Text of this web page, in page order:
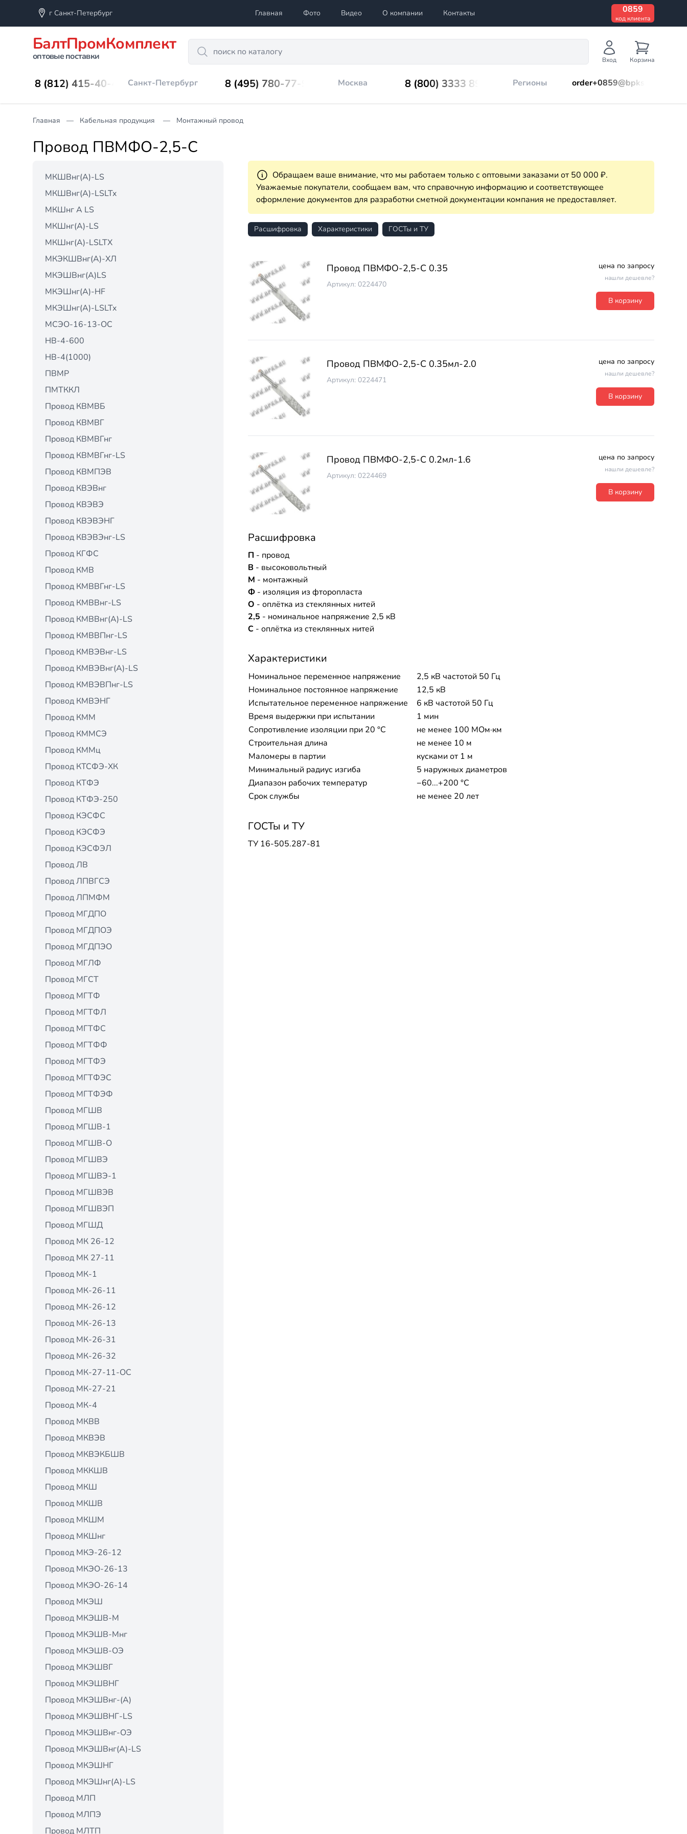
г Санкт-Петербург Главная Фото Видео О компании Контакты 0859
код клиента
БалтПромКомплект
оптовые поставки
Search
Вход Корзина
8 (812) 415-40-45 Санкт-Петербург 8 (495) 780-77-98 Москва 8 (800) 3333 899 Регионы order+0859@bpks.ru
Главная Кабельная продукция Монтажный провод
Провод ПВМФО-2,5-С
МКШВнг(А)-LS
МКШВнг(А)-LSLTx
МКШнг А LS
МКШнг(А)-LS
МКШнг(А)-LSLTX
МКЭКШВнг(А)-ХЛ
МКЭШВнг(А)LS
МКЭШнг(А)-HF
МКЭШнг(А)-LSLTx
МСЭО-16-13-ОС
НВ-4-600
НВ-4(1000)
ПВМР
ПМТККЛ
Провод КВМВБ
Провод КВМВГ
Провод КВМВГнг
Провод КВМВГнг-LS
Провод КВМПЭВ
Провод КВЭВнг
Провод КВЭВЭ
Провод КВЭВЭНГ
Провод КВЭВЭнг-LS
Провод КГФС
Провод КМВ
Провод КМВВГнг-LS
Провод КМВВнг-LS
Провод КМВВнг(А)-LS
Провод КМВВПнг-LS
Провод КМВЭВнг-LS
Провод КМВЭВнг(А)-LS
Провод КМВЭВПнг-LS
Провод КМВЭНГ
Провод КММ
Провод КММСЭ
Провод КММц
Провод КТСФЭ-ХК
Провод КТФЭ
Провод КТФЭ-250
Провод КЭСФС
Провод КЭСФЭ
Провод КЭСФЭЛ
Провод ЛВ
Провод ЛПВГСЭ
Провод ЛПМФМ
Провод МГДПО
Провод МГДПОЭ
Провод МГДПЭО
Провод МГЛФ
Провод МГСТ
Провод МГТФ
Провод МГТФЛ
Провод МГТФС
Провод МГТФФ
Провод МГТФЭ
Провод МГТФЭС
Провод МГТФЭФ
Провод МГШВ
Провод МГШВ-1
Провод МГШВ-О
Провод МГШВЭ
Провод МГШВЭ-1
Провод МГШВЭВ
Провод МГШВЭП
Провод МГШД
Провод МК 26-12
Провод МК 27-11
Провод МК-1
Провод МК-26-11
Провод МК-26-12
Провод МК-26-13
Провод МК-26-31
Провод МК-26-32
Провод МК-27-11-ОС
Провод МК-27-21
Провод МК-4
Провод МКВВ
Провод МКВЭВ
Провод МКВЭКБШВ
Провод МККШВ
Провод МКШ
Провод МКШВ
Провод МКШМ
Провод МКШнг
Провод МКЭ-26-12
Провод МКЭО-26-13
Провод МКЭО-26-14
Провод МКЭШ
Провод МКЭШВ-М
Провод МКЭШВ-Мнг
Провод МКЭШВ-ОЭ
Провод МКЭШВГ
Провод МКЭШВНГ
Провод МКЭШВнг-(А)
Провод МКЭШВНГ-LS
Провод МКЭШВнг-ОЭ
Провод МКЭШВнг(А)-LS
Провод МКЭШНГ
Провод МКЭШнг(А)-LS
Провод МЛП
Провод МЛПЭ
Провод МЛТП
Обращаем ваше внимание, что мы работаем только с оптовыми заказами от 50 000 ₽.
Уважаемые покупатели, сообщаем вам, что справочную информацию и соответствующее
оформление документов для разработки сметной документации компания не предоставляет.
Расшифровка Характеристики ГОСТы и ТУ
Провод ПВМФО-2,5-С 0.35
Артикул: 0224470
цена по запросу
нашли дешевле?
В корзину
Провод ПВМФО-2,5-С 0.35мл-2.0
Артикул: 0224471
цена по запросу
нашли дешевле?
В корзину
Провод ПВМФО-2,5-С 0.2мл-1.6
Артикул: 0224469
цена по запросу
нашли дешевле?
В корзину
Расшифровка
П - провод
В - высоковольтный
М - монтажный
Ф - изоляция из фторопласта
О - оплётка из стеклянных нитей
2,5 - номинальное напряжение 2,5 кВ
С - оплётка из стеклянных нитей
Характеристики
Номинальное переменное напряжение
2,5 кВ частотой 50 Гц
Номинальное постоянное напряжение
12,5 кВ
Испытательное переменное напряжение
6 кВ частотой 50 Гц
Время выдержки при испытании
1 мин
Сопротивление изоляции при 20 °С
не менее 100 МОм·км
Строительная длина
не менее 10 м
Маломеры в партии
кусками от 1 м
Минимальный радиус изгиба
5 наружных диаметров
Диапазон рабочих температур
−60...+200 °C
Срок службы
не менее 20 лет
ГОСТы и ТУ
ТУ 16-505.287-81